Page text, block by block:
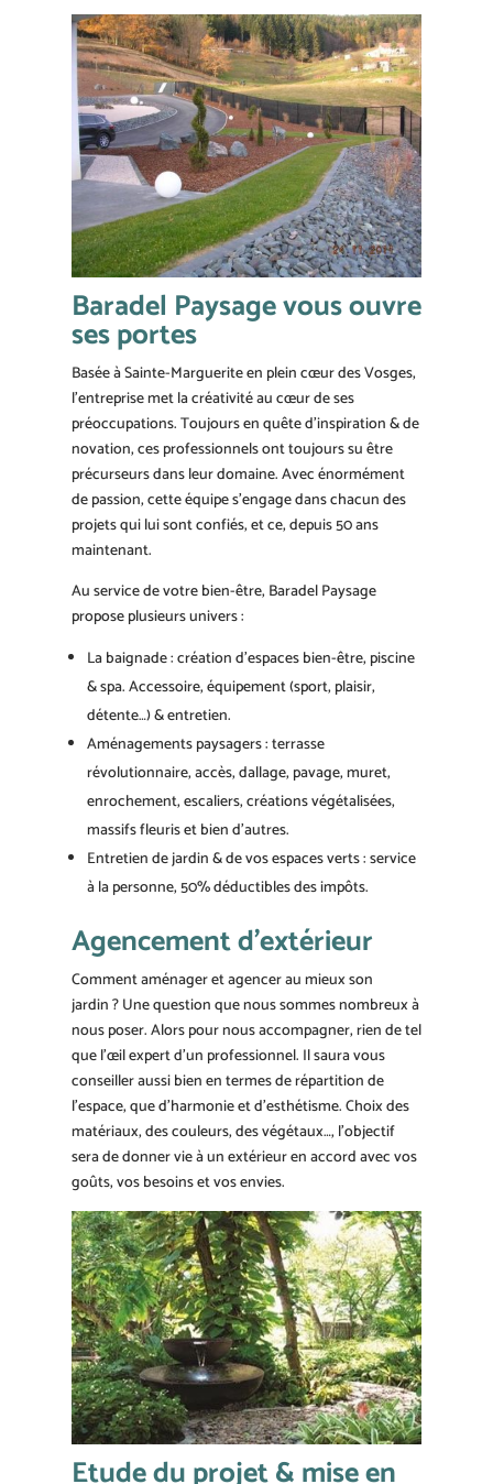
Baradel Paysage vous ouvre
ses portes
Basée à Sainte-Marguerite en plein cœur des Vosges,
l’entreprise met la créativité au cœur de ses
préoccupations. Toujours en quête d’inspiration & de
novation, ces professionnels ont toujours su être
précurseurs dans leur domaine. Avec énormément
de passion, cette équipe s’engage dans chacun des
projets qui lui sont confiés, et ce, depuis 50 ans
maintenant.
Au service de votre bien-être, Baradel Paysage
propose plusieurs univers :
La baignade : création d’espaces bien-être, piscine
& spa. Accessoire, équipement (sport, plaisir,
détente…) & entretien.
Aménagements paysagers : terrasse
révolutionnaire, accès, dallage, pavage, muret,
enrochement, escaliers, créations végétalisées,
massifs fleuris et bien d’autres.
Entretien de jardin & de vos espaces verts : service
à la personne, 50% déductibles des impôts.
Agencement d’extérieur
Comment aménager et agencer au mieux son
jardin ? Une question que nous sommes nombreux à
nous poser. Alors pour nous accompagner, rien de tel
que l’œil expert d’un professionnel. Il saura vous
conseiller aussi bien en termes de répartition de
l’espace, que d’harmonie et d’esthétisme. Choix des
matériaux, des couleurs, des végétaux…, l’objectif
sera de donner vie à un extérieur en accord avec vos
goûts, vos besoins et vos envies.
Etude du projet & mise en